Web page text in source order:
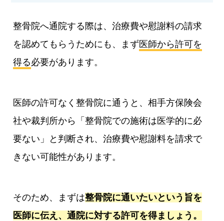
整骨院へ通院する際は、治療費や慰謝料の請求
を認めてもらうためにも、まず医師から許可を
得る必要があります。
医師の許可なく整骨院に通うと、相手方保険会
社や裁判所から「整骨院での施術は医学的に必
要ない」と判断され、治療費や慰謝料を請求で
きない可能性があります。
そのため、まずは整骨院に通いたいという旨を
医師に伝え、通院に対する許可を得ましょう。